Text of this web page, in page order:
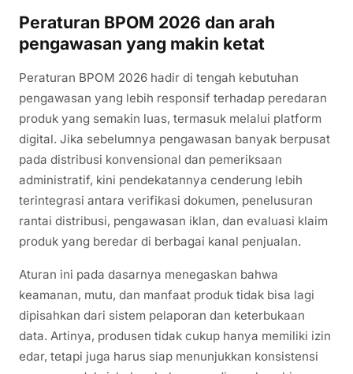
Peraturan BPOM 2026 dan arah
pengawasan yang makin ketat
Peraturan BPOM 2026 hadir di tengah kebutuhan
pengawasan yang lebih responsif terhadap peredaran
produk yang semakin luas, termasuk melalui platform
digital. Jika sebelumnya pengawasan banyak berpusat
pada distribusi konvensional dan pemeriksaan
administratif, kini pendekatannya cenderung lebih
terintegrasi antara verifikasi dokumen, penelusuran
rantai distribusi, pengawasan iklan, dan evaluasi klaim
produk yang beredar di berbagai kanal penjualan.
Aturan ini pada dasarnya menegaskan bahwa
keamanan, mutu, dan manfaat produk tidak bisa lagi
dipisahkan dari sistem pelaporan dan keterbukaan
data. Artinya, produsen tidak cukup hanya memiliki izin
edar, tetapi juga harus siap menunjukkan konsistensi